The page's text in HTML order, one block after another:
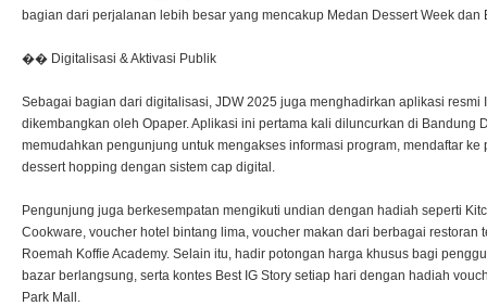
bagian dari perjalanan lebih besar yang mencakup Medan Dessert Week
�� Digitalisasi & Aktivasi Publik
Sebagai bagian dari digitalisasi, JDW 2025 juga menghadirkan aplikasi resmi
dikembangkan oleh Opaper. Aplikasi ini pertama kali diluncurkan di Bandung
memudahkan pengunjung untuk mengakses informasi program, mendaftar ke
dessert hopping dengan sistem cap digital.
Pengunjung juga berkesempatan mengikuti undian dengan hadiah seperti
Cookware, voucher hotel bintang lima, voucher makan dari berbagai restoran
Roemah Koffie Academy. Selain itu, hadir potongan harga khusus bagi
bazar berlangsung, serta kontes Best IG Story setiap hari dengan hadiah
Park Mall.